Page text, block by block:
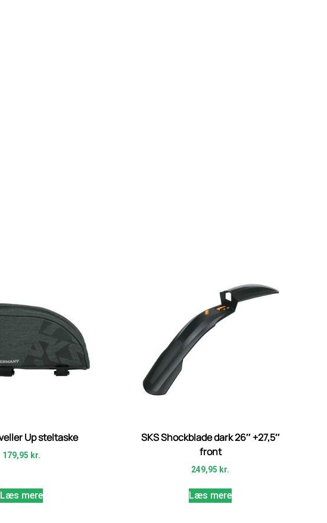
Up steltaske
179,95 kr.
Læs mere
SKS Shockblade dark 26″ +27,5″
front
249,95 kr.
Læs mere